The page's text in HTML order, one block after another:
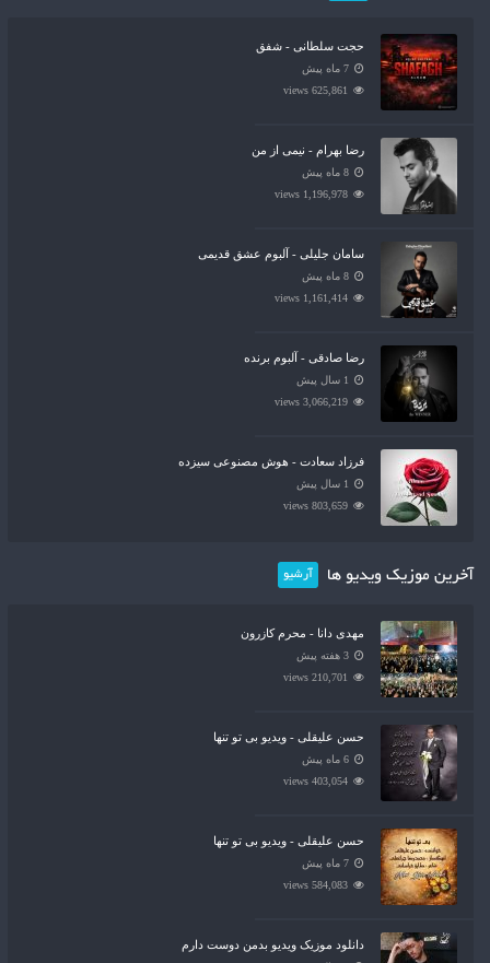
حجت سلطانی - شفق
7 ماه پیش
625,861 views
رضا بهرام - نیمی از من
8 ماه پیش
1,196,978 views
سامان جلیلی - آلبوم عشق قدیمی
8 ماه پیش
1,161,414 views
رضا صادقی - آلبوم برنده
1 سال پیش
3,066,219 views
فرزاد سعادت - هوش مصنوعی سیزده
1 سال پیش
803,659 views
آخرین موزیک ویدیو ها آرشیو
مهدی دانا - محرم کازرون
3 هفته پیش
210,701 views
حسن علیقلی - ویدیو بی تو تنها
6 ماه پیش
403,054 views
حسن علیقلی - ویدیو بی تو تنها
7 ماه پیش
584,083 views
دانلود موزیک ویدیو بدمن دوست دارم